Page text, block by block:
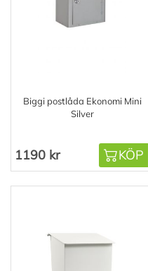
Biggi postlåda Ekonomi Mini
Silver
1190 kr KÖP